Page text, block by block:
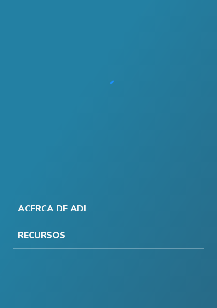
ACERCA DE ADI
RECURSOS